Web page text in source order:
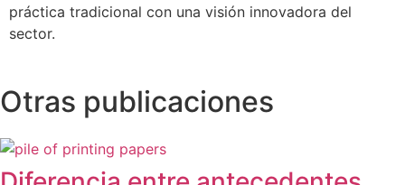
práctica tradicional con una visión innovadora del
sector.
Otras publicaciones